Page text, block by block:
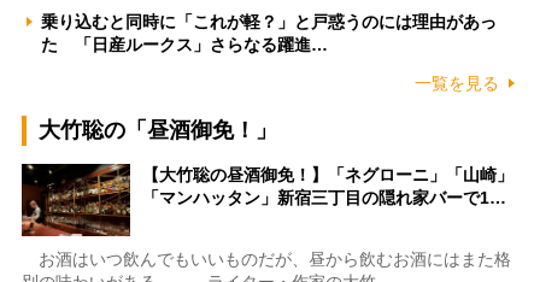
乗り込むと同時に「これが軽？」と戸惑うのには理由があっ
た 「日産ルークス」さらなる躍進…
一覧を見る
大竹聡の「昼酒御免！」
【大竹聡の昼酒御免！】「ネグローニ」「山崎」
「マンハッタン」新宿三丁目の隠れ家バーで1…
お酒はいつ飲んでもいいものだが、昼から飲むお酒にはまた格